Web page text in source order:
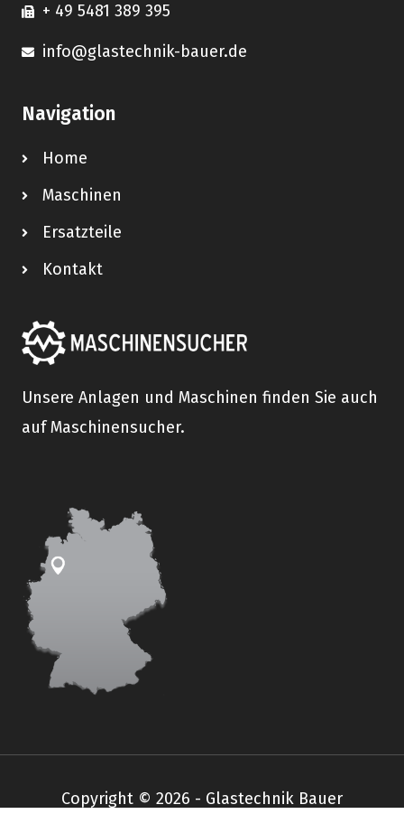
+ 49 5481 389 395
info@glastechnik-bauer.de
Navigation
Home
Maschinen
Ersatzteile
Kontakt
Unsere Anlagen und Maschinen finden Sie auch
auf Maschinensucher.
Copyright © 2026 - Glastechnik Bauer